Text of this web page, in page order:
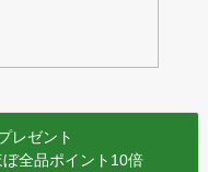
レゼント
全品ポイント10倍